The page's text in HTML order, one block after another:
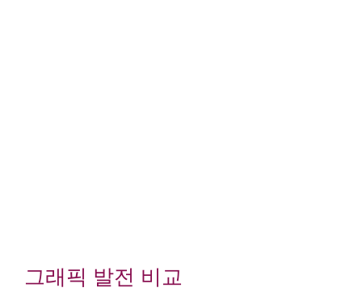
그래픽 발전 비교